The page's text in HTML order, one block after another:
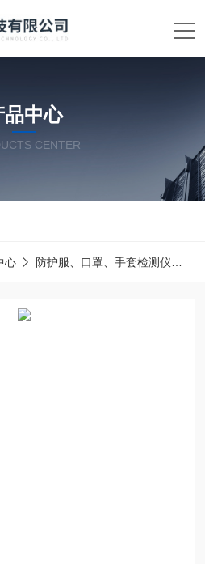
品中心
CENTER
心 防护服、口罩、手套检测仪